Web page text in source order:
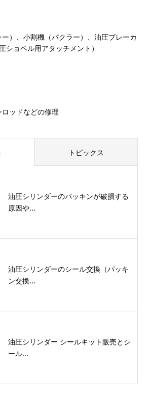
）、小割機（パクラー）、油圧ブレーカ
ショベル用アタッチメント）
ッドなどの修理
トピックス
油圧シリンダーのパッキンが破損する
原因や...
油圧シリンダーのシール交換（パッキ
ン交換...
油圧シリンダー シールキット販売とシ
ール...